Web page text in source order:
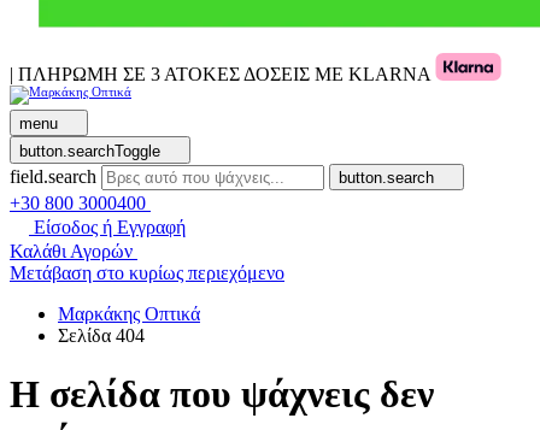
| ΠΛΗΡΩΜΗ ΣΕ 3 ΑΤΟΚΕΣ ΔΟΣΕΙΣ ΜΕ KLARNA
menu
button.searchToggle
field.search button.search
+30 800 3000400
Είσοδος ή Εγγραφή
Καλάθι Αγορών
Μετάβαση στο κυρίως περιεχόμενο
Μαρκάκης Οπτικά
Σελίδα 404
Η σελίδα που ψάχνεις δεν